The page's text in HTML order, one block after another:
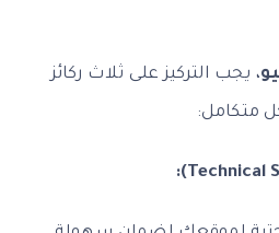
، يجب التركيز على ثلاث ركائز
متكامل: